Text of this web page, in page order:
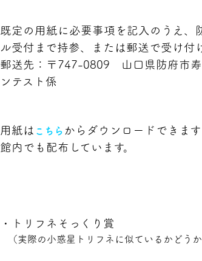
既定の用紙に必要事項を記入のうえ、
ル受付まで持参、または郵送で受け付
郵送先：〒747-0809 山口県防府市
ンテスト係
用紙は こちら からダウンロードできます
館内でも配布しています。
・トリフネそっくり賞
（実際の小惑星トリフネに似ているかどうか